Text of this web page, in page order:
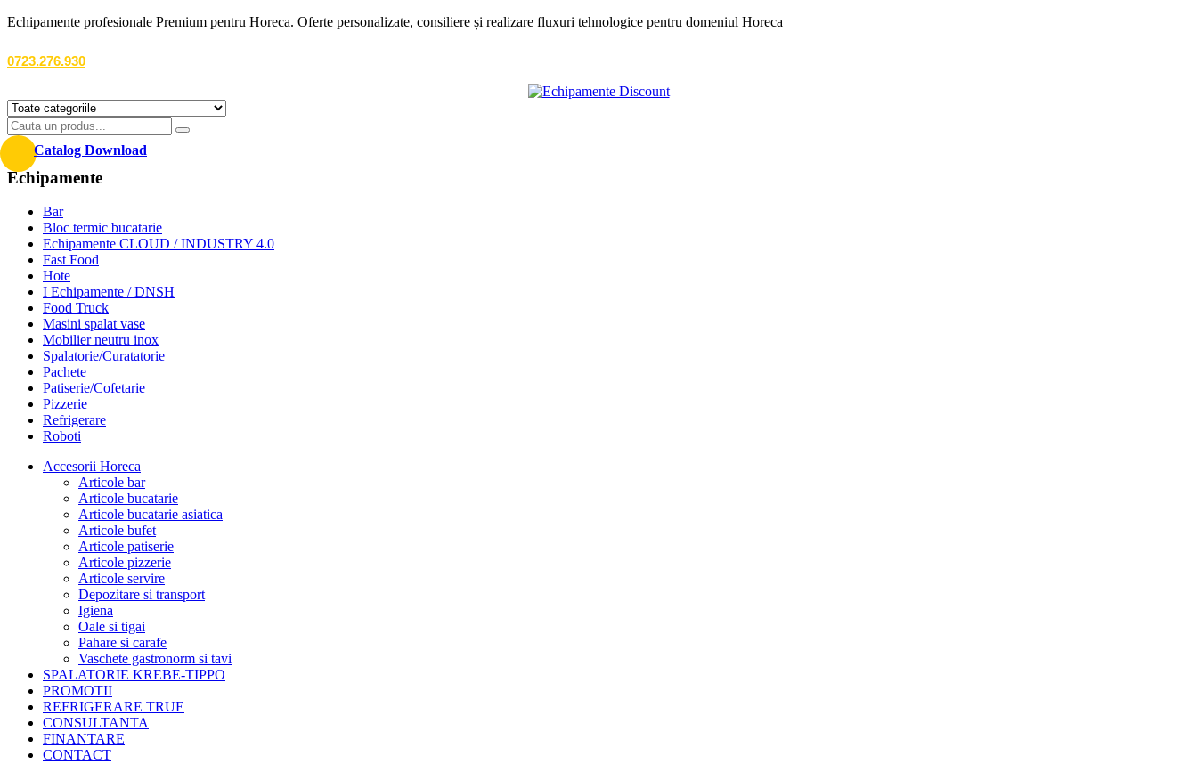
Echipamente profesionale Premium pentru Horeca. Oferte personalizate, consiliere și realizare fluxuri tehnologice pentru domeniul Horeca
0723.276.930
Catalog Download
Echipamente
Bar
Bloc termic bucatarie
Echipamente CLOUD / INDUSTRY 4.0
Fast Food
Hote
I Echipamente / DNSH
Food Truck
Masini spalat vase
Mobilier neutru inox
Spalatorie/Curatatorie
Pachete
Patiserie/Cofetarie
Pizzerie
Refrigerare
Roboti
Accesorii Horeca
Articole bar
Articole bucatarie
Articole bucatarie asiatica
Articole bufet
Articole patiserie
Articole pizzerie
Articole servire
Depozitare si transport
Igiena
Oale si tigai
Pahare si carafe
Vaschete gastronorm si tavi
SPALATORIE KREBE-TIPPO
PROMOTII
REFRIGERARE TRUE
CONSULTANTA
FINANTARE
CONTACT